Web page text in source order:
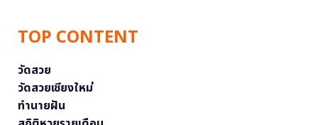
TOP CONTENT
วัดสวย
วัดสวยเชียงใหม่
ทำนายฝัน